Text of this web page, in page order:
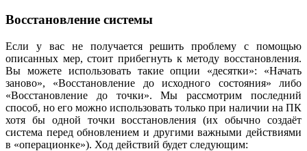
Восстановление системы
Если у вас не получается решить проблему с помощью
описанных мер, стоит прибегнуть к методу восстановления.
Вы можете использовать такие опции «десятки»: «Начать
заново», «Восстановление до исходного состояния» либо
«Восстановление до точки». Мы рассмотрим последний
способ, но его можно использовать только при наличии на ПК
хотя бы одной точки восстановления (их обычно создаёт
система перед обновлением и другими важными действиями
в «операционке»). Ход действий будет следующим: